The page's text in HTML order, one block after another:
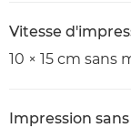
Vitesse
10 × 15 cm sans
Impression